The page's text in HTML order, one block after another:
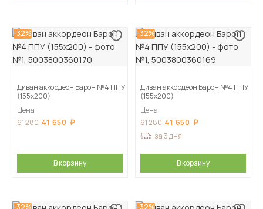
-32%
Диван аккордеон Барон №4 ППУ
(155х200)
Цена
61 280 41 650
В корзину
-32%
Диван аккордеон Барон №4 ППУ
(155х200)
Цена
61 280 41 650
за 3 дня
В корзину
-32% -32%